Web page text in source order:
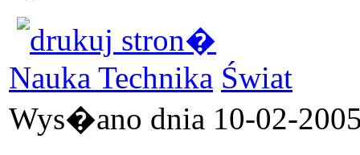
Nauka Technika Świat
Wys�ano dnia 10-02-